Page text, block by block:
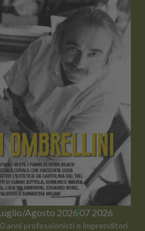
Agosto 2026 07 2026
anni professionisti e imprenditori